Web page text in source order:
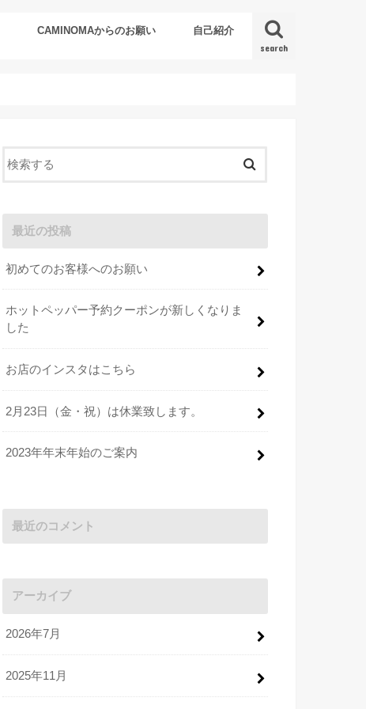
search
CAMINOMAからのお願い 自己紹介
最近の投稿
初めてのお客様へのお願い
ホットペッパー予約クーポンが新しくなりま
した
お店のインスタはこちら
2月23日（金・祝）は休業致します。
2023年年末年始のご案内
最近のコメント
アーカイブ
2026年7月
2025年11月